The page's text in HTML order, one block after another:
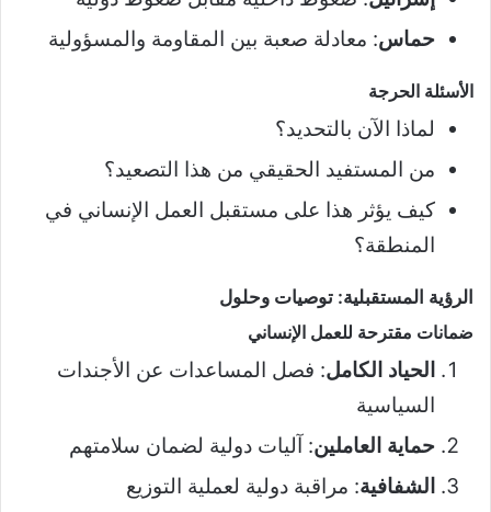
حماس: معادلة صعبة بين المقاومة والمسؤولية
الأسئلة الحرجة
لماذا الآن بالتحديد؟
من المستفيد الحقيقي من هذا التصعيد؟
كيف يؤثر هذا على مستقبل العمل الإنساني في
المنطقة؟
الرؤية المستقبلية: توصيات وحلول
ضمانات مقترحة للعمل الإنساني
الحياد الكامل: فصل المساعدات عن الأجندات
السياسية
حماية العاملين: آليات دولية لضمان سلامتهم
الشفافية: مراقبة دولية لعملية التوزيع